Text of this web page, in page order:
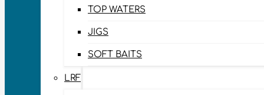
TOP WATERS
JIGS
SOFT BAITS
LRF